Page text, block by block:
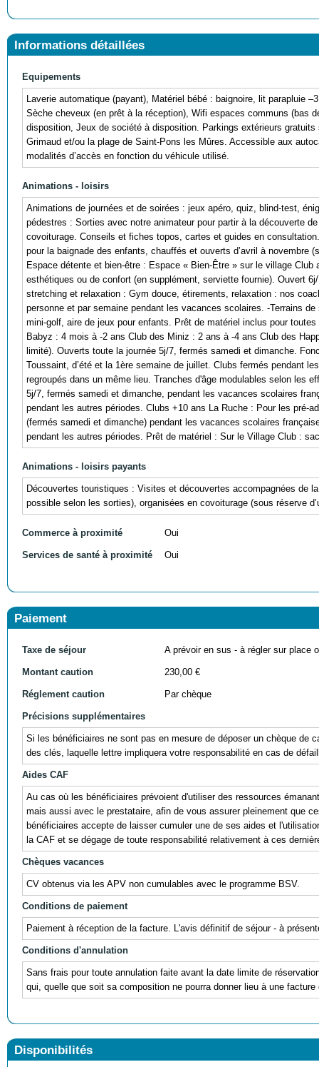
Informations détaillées
Equipements
Laverie automatique (payant), Matériel bébé : baignoire, lit parapluie
Sèche cheveux (en prêt à la réception), Wifi espaces communs (bas
disposition, Jeux de société à disposition. Parkings extérieurs
Grimaud et/ou la plage de Saint-Pons les Mûres. Accessible aux
modalités d’accès en fonction du véhicule utilisé.
Animations - loisirs
Animations de journées et de soirées : jeux apéro, quiz, blind-test,
pédestres : Sorties avec notre animateur pour partir à la découverte
covoiturage. Conseils et fiches topos, cartes et guides en
pour la baignade des enfants, chauffés et ouverts d’avril à
Espace détente et bien-être : Espace « Bien-Être » sur le village
esthétiques ou de confort (en supplément, serviette fournie). Ouvert
stretching et relaxation : Gym douce, étirements, relaxation : nos
personne et par semaine pendant les vacances scolaires. -Terrains
mini-golf, aire de jeux pour enfants. Prêt de matériel inclus pour
Babyz : 4 mois à -2 ans Club des Miniz : 2 ans à -4 ans Club des
limité). Ouverts toute la journée 5j/7, fermés samedi et dimanche.
Toussaint, d’été et la 1ère semaine de juillet. Clubs fermés pendant
regroupés dans un même lieu. Tranches d'âge modulables selon les
5j/7, fermés samedi et dimanche, pendant les vacances scolaires
pendant les autres périodes. Clubs +10 ans La Ruche : Pour les pré-
(fermés samedi et dimanche) pendant les vacances scolaires
pendant les autres périodes. Prêt de matériel : Sur le Village Club :
Animations - loisirs payants
Découvertes touristiques : Visites et découvertes accompagnées de
possible selon les sorties), organisées en covoiturage (sous réserve
Commerce à proximité Oui
Services de santé à proximité Oui
Paiement
Taxe de séjour A prévoir en sus - à régler sur place
Montant caution 230,00 €
Réglement caution Par chèque
Précisions supplémentaires
Si les bénéficiaires ne sont pas en mesure de déposer un chèque de
des clés, laquelle lettre impliquera votre responsabilité en cas de
Aides CAF
Au cas où les bénéficiaires prévoient d'utiliser des ressources
mais aussi avec le prestataire, afin de vous assurer pleinement que
bénéficiaires accepte de laisser cumuler une de ses aides et
la CAF et se dégage de toute responsabilité relativement à ces
Chèques vacances
CV obtenus via les APV non cumulables avec le programme BSV.
Conditions de paiement
Paiement à réception de la facture. L'avis définitif de séjour - à
Conditions d'annulation
Sans frais pour toute annulation faite avant la date limite de
qui, quelle que soit sa composition ne pourra donner lieu à une
Disponibilités